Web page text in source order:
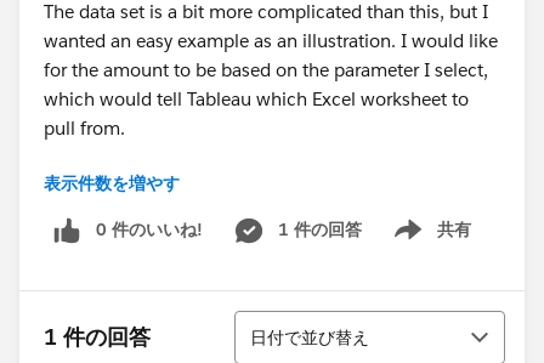
The data set is a bit more complicated than this, but I
wanted an easy example as an illustration. I would like
for the amount to be based on the parameter I select,
which would tell Tableau which Excel worksheet to
pull from.
Seems like a simple thing but I am stuck.
表示件数を増やす
0 件のいいね! 1 件の回答 共有
Show menu
1 件の回答
並び替え
日付で並び替え